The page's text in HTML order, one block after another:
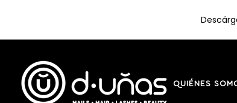
contenido
QUIÉNES